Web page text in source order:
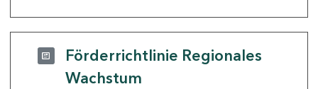
Förderrichtlinie Regionales
Wachstum